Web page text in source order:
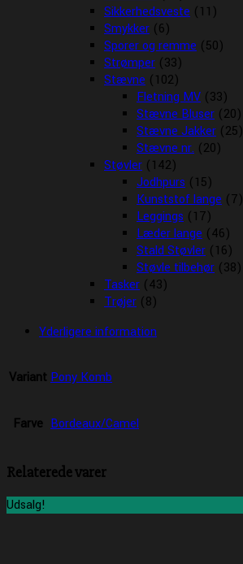
Sikkerhedsveste (11)
Smykker (6)
Sporer og remme (50)
Strømper (33)
Stævne (102)
Fletning MV (33)
Stævne Bluser (20)
Stævne Jakker (25)
Stævne nr. (20)
Støvler (142)
Jodhpurs (15)
Kunststof lange (7)
Leggings (17)
Læder lange (46)
Stald Støvler (16)
Støvle tilbehør (38)
Tasker (43)
Trøjer (8)
Yderligere information
Variant Pony Komb
Farve Bordeaux/Camel
Relaterede varer
Udsalg!